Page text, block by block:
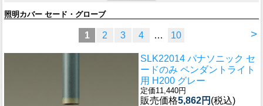
照明カバー セード・グローブ
>
1 2 3 4 … 10
SLK22014 パナソニック セ
ードのみ ペンダントライト
用 H200 グレー
定価11,440円
販売価格5,862円 (税込)